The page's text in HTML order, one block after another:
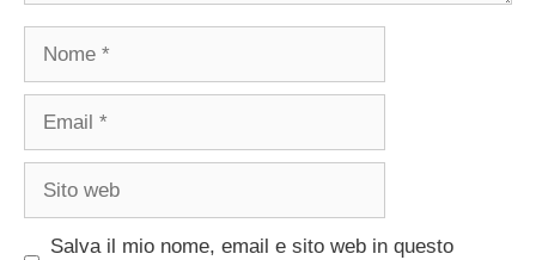
Nome
Email
Sito
Salva il mio nome, email e sito web in questo